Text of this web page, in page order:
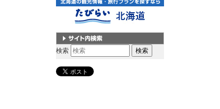
サイト内検索
検索